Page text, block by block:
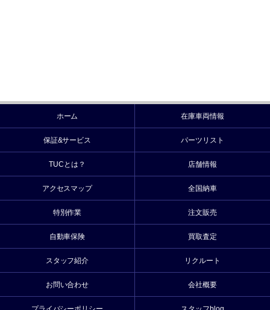
ホーム 在庫車両情報
保証&サービス パーツリスト
TUCとは？ 店舗情報
アクセスマップ 全国納車
特別作業 注文販売
自動車保険 買取査定
スタッフ紹介 リクルート
お問い合わせ 会社概要